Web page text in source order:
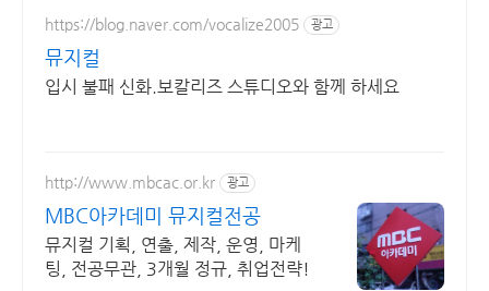
https://blog.naver.com/vocalize2005 광고
뮤지컬
입시 불패 신화.보칼리즈 스튜디오와 함께 하세요
http://www.mbcac.or.kr 광고
MBC아카데미 뮤지컬전공
뮤지컬 기획, 연출, 제작, 운영, 마케
팅, 전공무관, 3개월 정규, 취업전략!